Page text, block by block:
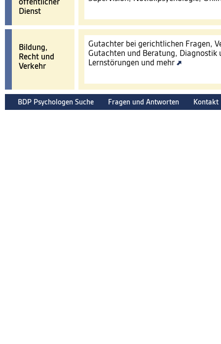
Dienst
Bildung,
Recht und
Verkehr
Gutachter bei gerichtlichen Fragen,
Gutachten und Beratung, Diagnostik
Lernstörungen und mehr
BDP Psychologen Suche Fragen und Antworten Kontakt